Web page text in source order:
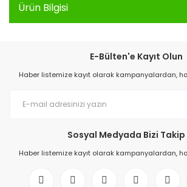
Ürün Bilgisi
E-Bülten'e Kayıt Olun
Haber listemize kayıt olarak kampanyalardan,
Sosyal Medyada Bizi Takip
Haber listemize kayıt olarak kampanyalardan,